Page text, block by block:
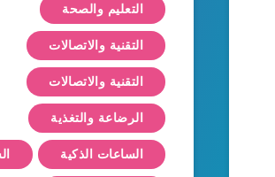
التعليم والصحة
التقنية والاتصالات
التقنية والاتصالات
الرضاعة والتغذية
الساعات الذكية